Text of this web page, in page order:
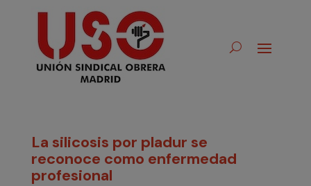
La silicosis por pladur se
reconoce como enfermedad
profesional